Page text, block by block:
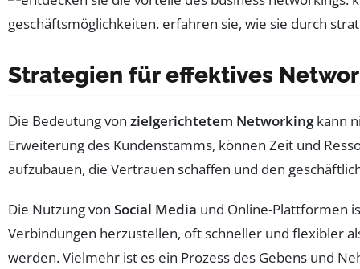
Strategien für effektives
Die Bedeutung von zielgerichtetem Networkingkann
Erweiterung des Kundenstamms, können Zeit und
aufzubauen, die Vertrauen schaffen und den
Die Nutzung von Social Media und Online-Plattformen
Verbindungen herzustellen, oft schneller und flexibler
werden. Vielmehr ist es ein Prozess des Gebens und